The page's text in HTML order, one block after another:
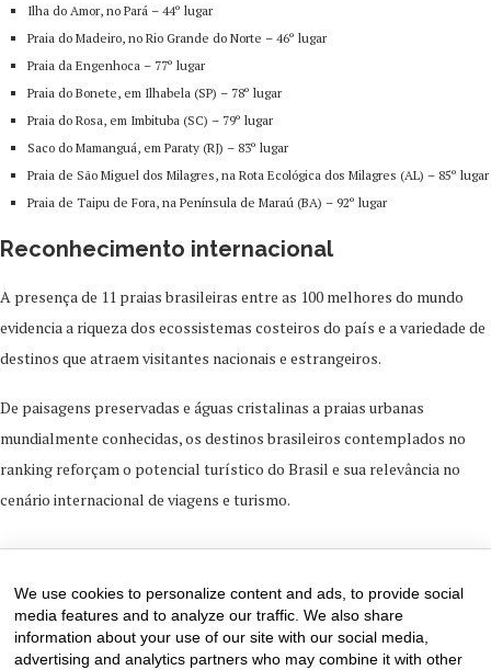
Ilha do Amor, no Pará – 44º lugar
Praia do Madeiro, no Rio Grande do Norte – 46º lugar
Praia da Engenhoca – 77º lugar
Praia do Bonete, em Ilhabela (SP) – 78º lugar
Praia do Rosa, em Imbituba (SC) – 79º lugar
Saco do Mamanguá, em Paraty (RJ) – 83º lugar
Praia de São Miguel dos Milagres, na Rota Ecológica dos Milagres (AL) – 85º lugar
Praia de Taipu de Fora, na Península de Maraú (BA) – 92º lugar
Reconhecimento internacional
A presença de 11 praias brasileiras entre as 100 melhores do mundo
evidencia a riqueza dos ecossistemas costeiros do país e a variedade de
destinos que atraem visitantes nacionais e estrangeiros.
De paisagens preservadas e águas cristalinas a praias urbanas
mundialmente conhecidas, os destinos brasileiros contemplados no
ranking reforçam o potencial turístico do Brasil e sua relevância no
cenário internacional de viagens e turismo.
We use cookies to personalize content and ads, to provide social
media features and to analyze our traffic. We also share
information about your use of our site with our social media,
advertising and analytics partners who may combine it with other